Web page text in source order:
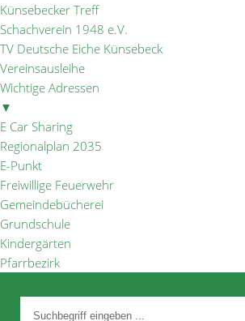
Künsebecker Treff
Schachverein 1948 e.V.
TV Deutsche Eiche Künsebeck
Vereinsausleihe
Wichtige Adressen
▼
E Car Sharing
Regionalplan 2035
E-Punkt
Freiwillige Feuerwehr
Gemeindebücherei
Grundschule
Kindergärten
Pfarrbezirk